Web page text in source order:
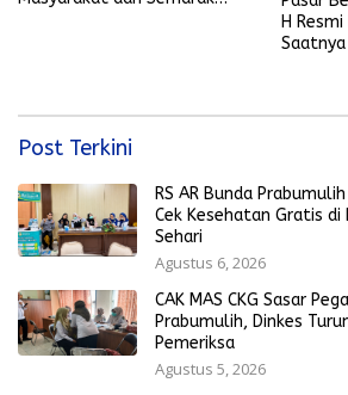
H
Saatnya
Post Terkini
RS AR Bunda
Cek Kesehatan Gratis di
Sehari
Agustus 6, 2026
CAK MAS CKG Sasar
Prabumulih, Dinkes
Pemeriksa
Agustus 5, 2026